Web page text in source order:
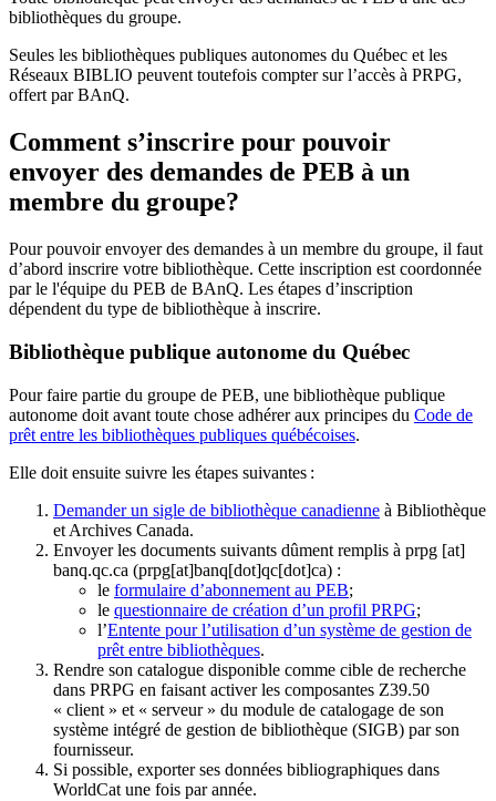
bibliothèques du groupe.
Seules les bibliothèques publiques autonomes du Québec et les
Réseaux BIBLIO peuvent toutefois compter sur l’accès à PRPG,
offert par BAnQ.
Comment s’inscrire pour pouvoir
envoyer des demandes de PEB à un
membre du groupe?
Pour pouvoir envoyer des demandes à un membre du groupe, il faut
d’abord inscrire votre bibliothèque. Cette inscription est coordonnée
par le l'équipe du PEB de BAnQ. Les étapes d’inscription
dépendent du type de bibliothèque à inscrire.
Bibliothèque publique autonome du Québec
Pour faire partie du groupe de PEB, une bibliothèque publique
autonome doit avant toute chose adhérer aux principes du Code de
prêt entre les bibliothèques publiques québécoises.
Elle doit ensuite suivre les étapes suivantes :
Demander un sigle de bibliothèque canadienne à Bibliothèque
et Archives Canada.
Envoyer les documents suivants dûment remplis à prpg [at]
banq.qc.ca (prpg[at]banq[dot]qc[dot]ca) :
le formulaire d’abonnement au PEB;
le questionnaire de création d’un profil PRPG;
l’Entente pour l’utilisation d’un système de gestion de
prêt entre bibliothèques.
Rendre son catalogue disponible comme cible de recherche
dans PRPG en faisant activer les composantes Z39.50
« client » et « serveur » du module de catalogage de son
système intégré de gestion de bibliothèque (SIGB) par son
fournisseur.
Si possible, exporter ses données bibliographiques dans
WorldCat une fois par année.